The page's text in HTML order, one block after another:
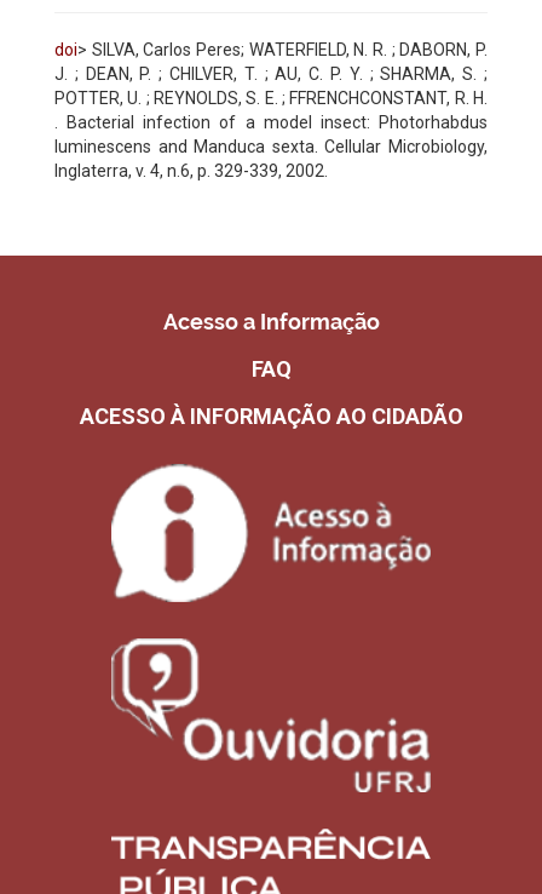
doi> SILVA, Carlos Peres; WATERFIELD, N. R. ; DABORN, P.
J. ; DEAN, P. ; CHILVER, T. ; AU, C. P. Y. ; SHARMA, S. ;
POTTER, U. ; REYNOLDS, S. E. ; FFRENCHCONSTANT, R. H.
. Bacterial infection of a model insect: Photorhabdus
luminescens and Manduca sexta. Cellular Microbiology,
Inglaterra, v. 4, n.6, p. 329-339, 2002.
Acesso a Informação
FAQ
ACESSO À INFORMAÇÃO AO CIDADÃO